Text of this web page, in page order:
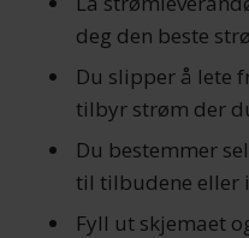
deg den beste
Du slipper å lete
tilbyr strøm der
Du bestemmer
til tilbudene eller
Fyll ut skjemaet